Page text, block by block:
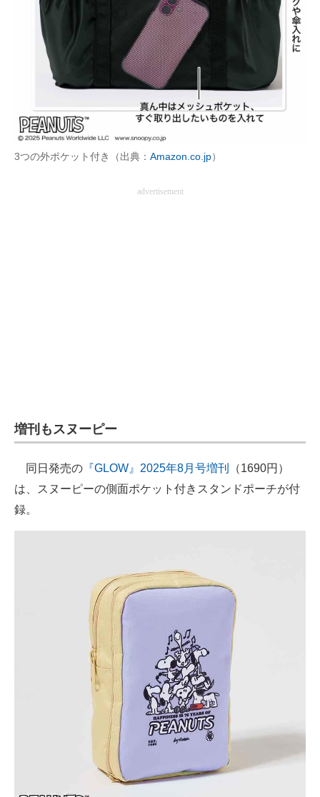
3つの外ポケット付き（出典： Amazon.co.jp）
advertisement
増刊もスヌーピー
同日発売の 『GLOW』2025年8月号増刊
（1690円）
は、スヌーピーの側面ポケット付きスタンドポーチが付
録。